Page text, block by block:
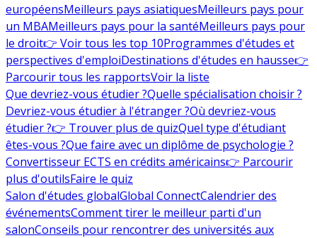
européensMeilleurs pays asiatiquesMeilleurs pays pour
un MBAMeilleurs pays pour la santéMeilleurs pays pour
le droit👉 Voir tous les top 10Programmes d'études et
perspectives d'emploiDestinations d'études en hausse👉
Parcourir tous les rapportsVoir la liste
Que devriez-vous étudier ?Quelle spécialisation choisir ?
Devriez-vous étudier à l'étranger ?Où devriez-vous
étudier ?👉 Trouver plus de quizQuel type d'étudiant
êtes-vous ?Que faire avec un diplôme de psychologie ?
Convertisseur ECTS en crédits américains👉 Parcourir
plus d'outilsFaire le quiz
Salon d'études globalGlobal ConnectCalendrier des
événementsComment tirer le meilleur parti d'un
salonConseils pour rencontrer des universités aux